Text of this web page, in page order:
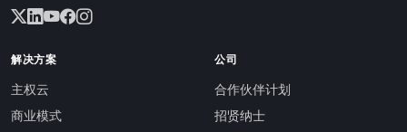
解决方案
主权云
商业模式
公司
合作伙伴计划
招贤纳士